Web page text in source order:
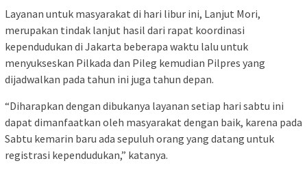
Layanan untuk masyarakat di hari libur ini, Lanjut Mori,
merupakan tindak lanjut hasil dari rapat koordinasi
kependudukan di Jakarta beberapa waktu lalu untuk
menyukseskan Pilkada dan Pileg kemudian Pilpres yang
dijadwalkan pada tahun ini juga tahun depan.
“Diharapkan dengan dibukanya layanan setiap hari sabtu ini
dapat dimanfaatkan oleh masyarakat dengan baik, karena pada
Sabtu kemarin baru ada sepuluh orang yang datang untuk
registrasi kependudukan,” katanya.